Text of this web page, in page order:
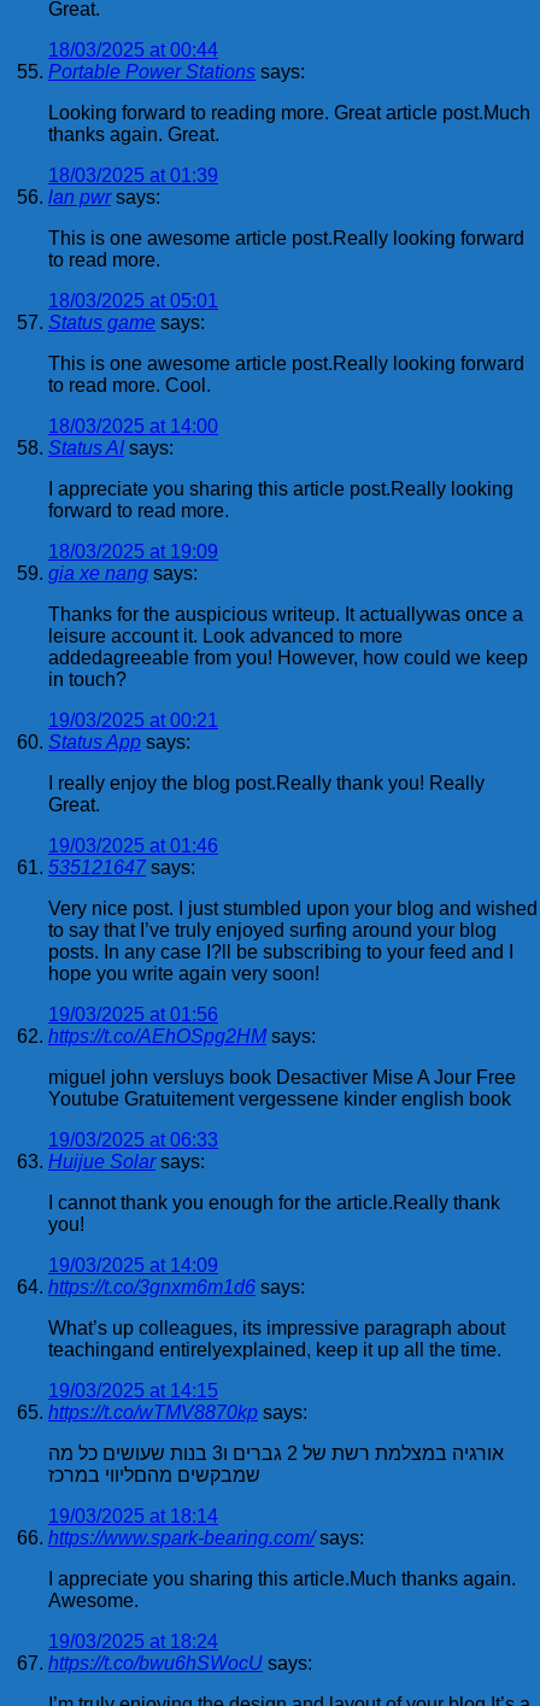
Great.
18/03/2025 at 00:44
Portable Power Stations says:
Looking forward to reading more. Great article post.Much
thanks again. Great.
18/03/2025 at 01:39
lan pwr says:
This is one awesome article post.Really looking forward
to read more.
18/03/2025 at 05:01
Status game says:
This is one awesome article post.Really looking forward
to read more. Cool.
18/03/2025 at 14:00
Status AI says:
I appreciate you sharing this article post.Really looking
forward to read more.
18/03/2025 at 19:09
gia xe nang says:
Thanks for the auspicious writeup. It actuallywas once a
leisure account it. Look advanced to more
addedagreeable from you! However, how could we keep
in touch?
19/03/2025 at 00:21
Status App says:
I really enjoy the blog post.Really thank you! Really
Great.
19/03/2025 at 01:46
535121647 says:
Very nice post. I just stumbled upon your blog and wished
to say that I’ve truly enjoyed surfing around your blog
posts. In any case I?ll be subscribing to your feed and I
hope you write again very soon!
19/03/2025 at 01:56
https://t.co/AEhOSpg2HM says:
miguel john versluys book Desactiver Mise A Jour Free
Youtube Gratuitement vergessene kinder english book
19/03/2025 at 06:33
Huijue Solar says:
I cannot thank you enough for the article.Really thank
you!
19/03/2025 at 14:09
https://t.co/3gnxm6m1d6 says:
What’s up colleagues, its impressive paragraph about
teachingand entirelyexplained, keep it up all the time.
19/03/2025 at 14:15
https://t.co/wTMV8870kp says:
אורגיה במצלמת רשת של 2 גברים ו3 בנות שעושים כל מה
שמבקשים מהםליווי במרכז
19/03/2025 at 18:14
https://www.spark-bearing.com/ says:
I appreciate you sharing this article.Much thanks again.
Awesome.
19/03/2025 at 18:24
https://t.co/bwu6hSWocU says: